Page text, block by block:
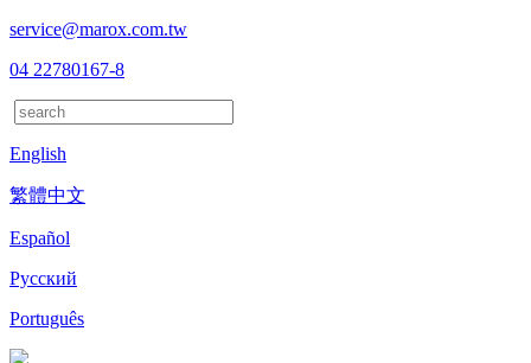
service@marox.com.tw
04 22780167-8
English
繁體中文
Español
Русский
Português